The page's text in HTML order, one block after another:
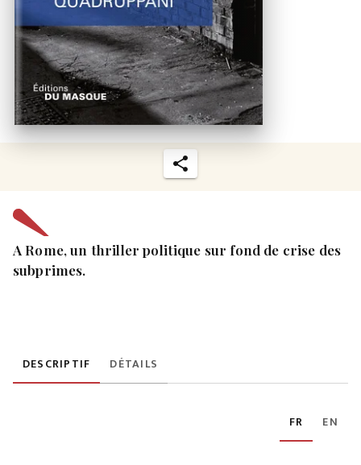
A Rome, un thriller politique sur fond de crise des
subprimes.
DESCRIPTIF DÉTAILS
FR EN